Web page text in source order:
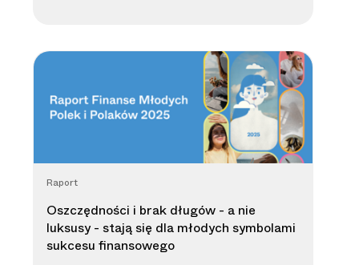
Raport
Oszczędności i brak długów - a nie
luksusy - stają się dla młodych symbolami
sukcesu finansowego